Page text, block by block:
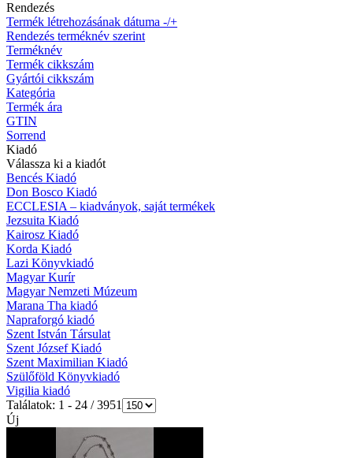
Rendezés
Termék létrehozásának dátuma -/+
Rendezés terméknév szerint
Terméknév
Termék cikkszám
Gyártói cikkszám
Kategória
Termék ára
GTIN
Sorrend
Kiadó
Válassza ki a kiadót
Bencés Kiadó
Don Bosco Kiadó
ECCLESIA – kiadványok, saját termékek
Jezsuita Kiadó
Kairosz Kiadó
Korda Kiadó
Lazi Könyvkiadó
Magyar Kurír
Magyar Nemzeti Múzeum
Marana Tha kiadó
Napraforgó kiadó
Szent István Társulat
Szent József Kiadó
Szent Maximilian Kiadó
Szülőföld Könyvkiadó
Vigilia kiadó
Találatok: 1 - 24 / 3951
Új